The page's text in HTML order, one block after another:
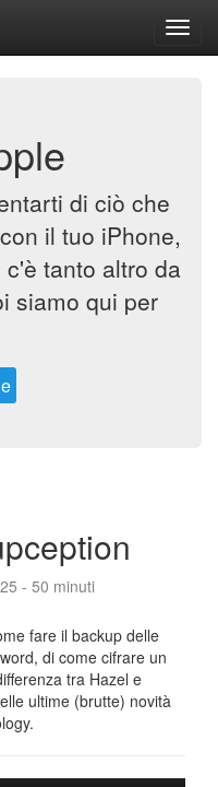
di ciò che
il tuo iPhone,
c'è tanto altro da
siamo qui per
- 50 minuti
fare il backup delle
di come cifrare un
tra Hazel e
ultime (brutte) novità